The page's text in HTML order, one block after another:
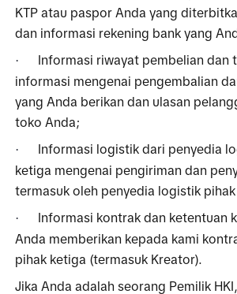
KTP atau paspor Anda yang
dan informasi rekening bank yang
·
Informasi riwayat pembelian dan
informasi mengenai pengembalian
yang Anda berikan dan ulasan
toko Anda;
·
Informasi logistik dari penyedia
ketiga mengenai pengiriman dan
termasuk oleh penyedia logistik
·
Informasi kontrak dan ketentuan
Anda memberikan kepada kami
pihak ketiga (termasuk Kreator).
Jika Anda adalah seorang Pemilik